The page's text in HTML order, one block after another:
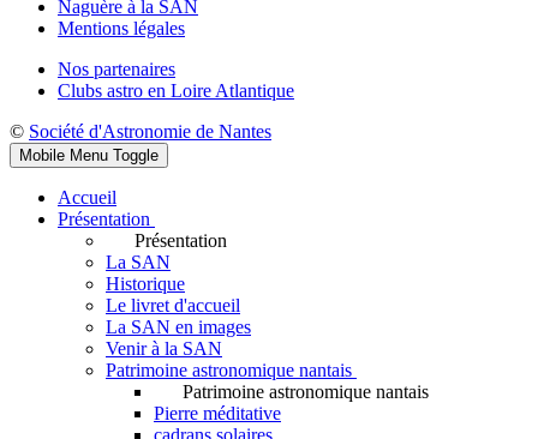
Naguère à la SAN
Mentions légales
Nos partenaires
Clubs astro en Loire Atlantique
© Société d'Astronomie de Nantes
Mobile Menu Toggle
Accueil
Présentation
Présentation
La SAN
Historique
Le livret d'accueil
La SAN en images
Venir à la SAN
Patrimoine astronomique nantais
Patrimoine astronomique nantais
Pierre méditative
cadrans solaires